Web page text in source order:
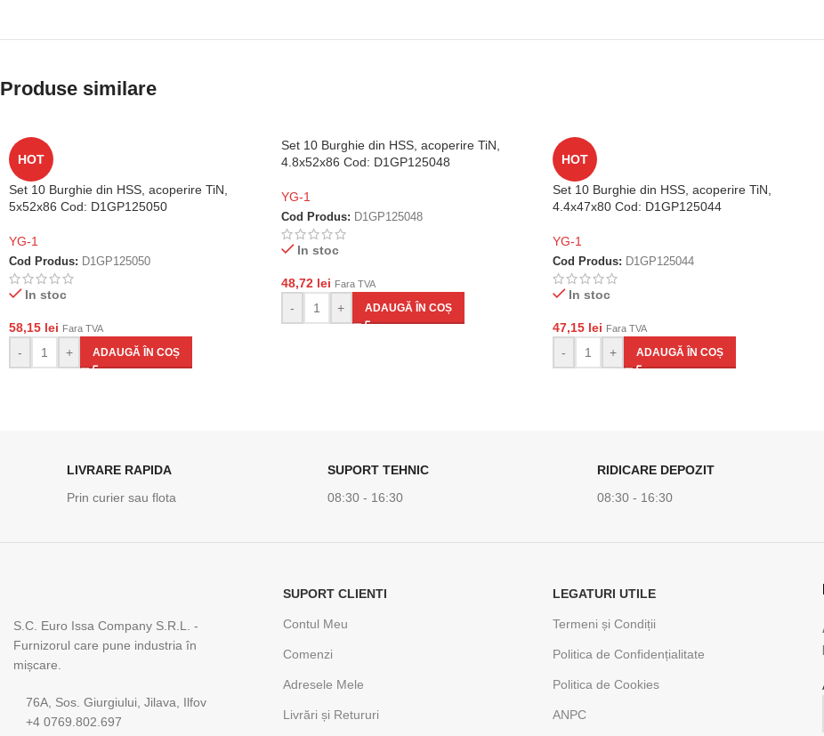
Produse similare
HOT
Set 10 Burghie din HSS, acoperire TiN,
5x52x86 Cod: D1GP125050
YG-1
Cod Produs: D1GP125050
In stoc
58,15 lei Fara TVA
- + ADAUGĂ ÎN COȘ
Set 10 Burghie din HSS, acoperire TiN,
4.8x52x86 Cod: D1GP125048
YG-1
Cod Produs: D1GP125048
In stoc
48,72 lei Fara TVA
- + ADAUGĂ ÎN COȘ
HOT
Set 10 Burghie din HSS, acoperire TiN,
4.4x47x80 Cod: D1GP125044
YG-1
Cod Produs: D1GP125044
In stoc
47,15 lei Fara TVA
- + ADAUGĂ ÎN COȘ
LIVRARE RAPIDA
Prin curier sau flota
SUPORT TEHNIC
08:30 - 16:30
RIDICARE DEPOZIT
08:30 - 16:30
S.C. Euro Issa Company S.R.L. -
Furnizorul care pune industria în
mișcare.
76A, Sos. Giurgiului, Jilava, Ilfov
+4 0769.802.697
SUPORT CLIENTI
Contul Meu
Comenzi
Adresele Mele
Livrări și Retururi
LEGATURI UTILE
Termeni și Condiții
Politica de Confidențialitate
Politica de Cookies
ANPC